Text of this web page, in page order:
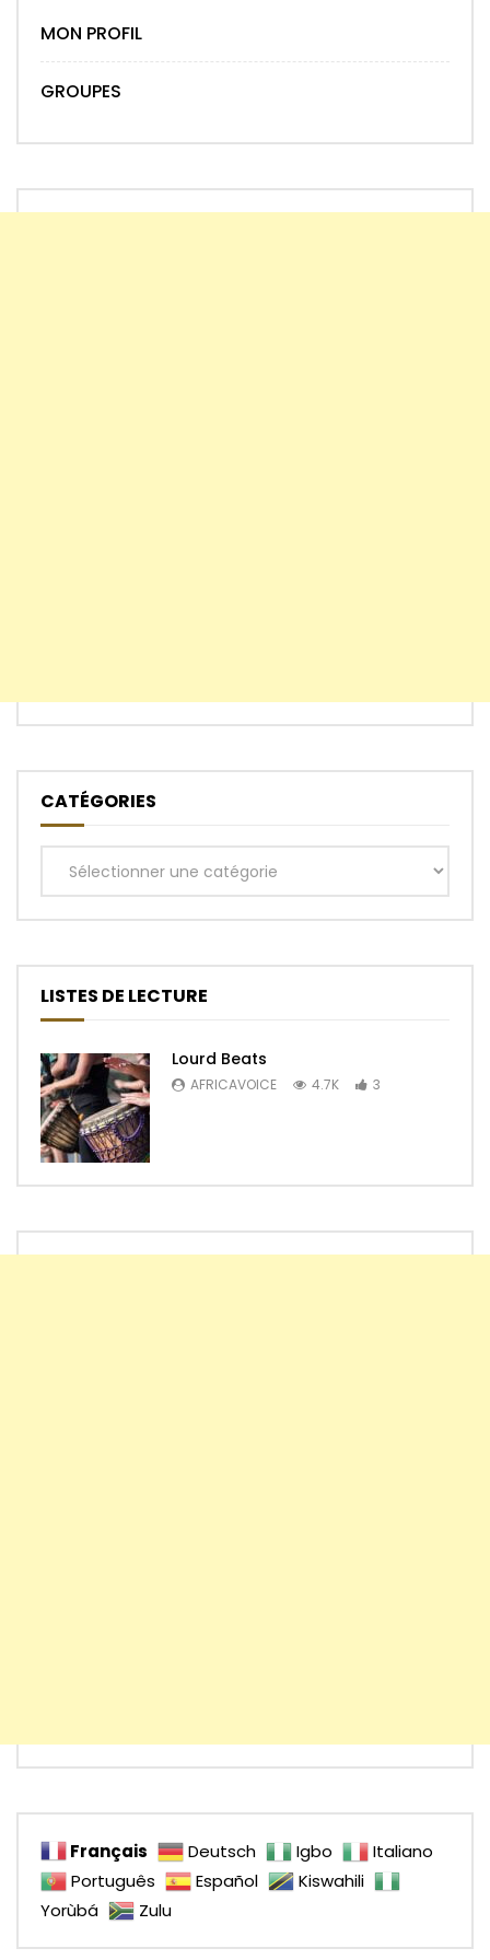
MON PROFIL
GROUPES
CATÉGORIES
Catégories
LISTES DE LECTURE
Lourd Beats
AFRICAVOICE 4.7K 3
Français Deutsch Igbo
Italiano
Português
Español
Kiswahili
Yorùbá
Zulu